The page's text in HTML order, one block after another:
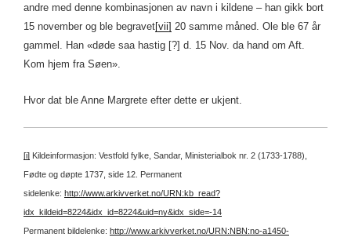
andre med denne kombinasjonen av navn i kildene – han gikk bort
15 november og ble begravet[vii] 20 samme måned. Ole ble 67 år
gammel. Han «døde saa hastig [?] d. 15 Nov. da hand om Aft.
Kom hjem fra Søen».
Hvor dat ble Anne Margrete efter dette er ukjent.
[i] Kildeinformasjon: Vestfold fylke, Sandar, Ministerialbok nr. 2 (1733-1788),
Fødte og døpte 1737, side 12. Permanent
sidelenke: http://www.arkivverket.no/URN:kb_read?
idx_kildeid=8224&idx_id=8224&uid=ny&idx_side=-14
Permanent bildelenke: http://www.arkivverket.no/URN:NBN:no-a1450-